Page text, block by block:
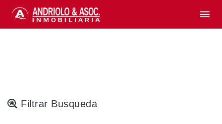
Filtrar Busqueda